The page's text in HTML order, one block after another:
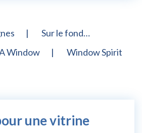
Sur le fond…
Window
Window Spirit
une vitrine